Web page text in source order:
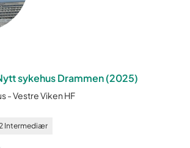
sykehus Drammen(2025)
-Vestre Viken HF
Intermediær